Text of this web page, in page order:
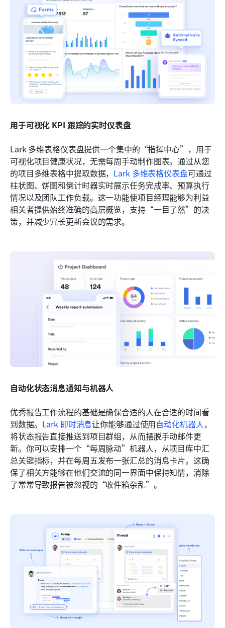
用于可视化 KPI 跟踪的实时仪表盘
Lark 多维表格仪表盘提供一个集中的“指挥中心”，用于
可视化项目健康状况，无需每周手动制作图表。通过从您
的项目多维表格中提取数据， Lark 多维表格仪表盘可通过
柱状图、饼图和倒计时器实时展示任务完成率、预算执行
情况以及团队工作负载。这一功能使项目经理能够为利益
相关者提供始终准确的高层概览，支持“一目了然”的决
策，并减少冗长更新会议的需求。
自动化状态消息通知与机器人
优秀报告工作流程的基础是确保合适的人在合适的时间看
到数据。 Lark 即时消息让你能够通过使用自动化机器人 ，
将状态报告直接推送到项目群组，从而摆脱手动邮件更
新。你可以安排一个“每周脉动”机器人，从项目库中汇
总关键指标，并在每周五发布一张汇总的消息卡片。这确
保了相关方能够在他们交流的同一界面中保持知情，消除
了常常导致报告被忽视的“收件箱杂乱”。